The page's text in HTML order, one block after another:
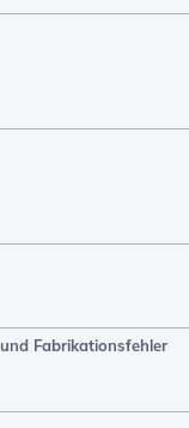
Fabrikationsfehler